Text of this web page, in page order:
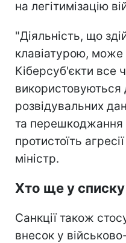
на легітимізацію
"Діяльність, що
клавіатурою, може
Кіберсуб'єкти все
використовуються
розвідувальних
та перешкоджання
протистоїть
міністр.
Хто ще у списку
Санкції також
внесок у